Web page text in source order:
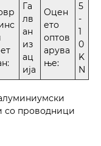
Га
лв
ан
из
ац
ија
Оцен
ето
оптов
арува
ње:
5
-
1
0
K
N
со проводници